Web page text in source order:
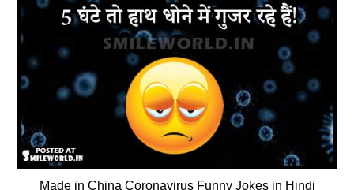
Made in China Coronavirus Funny Jokes in Hindi